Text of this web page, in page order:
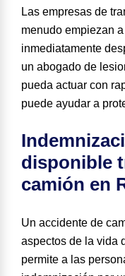
Las empresas de
menudo empiezan
inmediatamente
un abogado de
pueda actuar con
puede ayudar a
disponible
camión en
Un accidente de
aspectos de la vida
permite a las